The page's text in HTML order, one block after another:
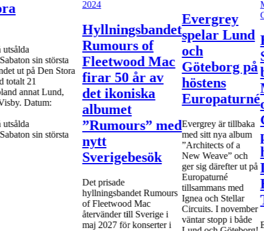
sin största
ut på Den Stora
totalt 21
annat Lund,
Datum:
sin största
Hyllningsbandet
Rumours of
Fleetwood Mac
firar 50 år av
det ikoniska
albumet
”Rumours” med
nytt
Sverigebesök
Det prisade
hyllningsbandet Rumours
of Fleetwood Mac
återvänder till Sverige i
maj 2027 för konserter i
Evergrey
spelar Lund
och
Göteborg på
höstens
Europaturné
Evergrey är tillbaka
med sitt nya album
”Architects of a
New Weave” och
ger sig därefter ut på
Europaturné
tillsammans med
Ignea och Stellar
Circuits. I november
väntar stopp i både